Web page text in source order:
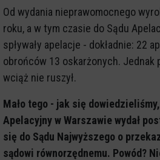
Od wydania nieprawomocnego
roku, a w tym czasie do Sądu
spływały apelacje - dokładnie: 22
obrońców 13 oskarżonych. Jednak
wciąż nie ruszył.
Mało tego - jak się
Apelacyjny w Warszawie wydał
się do Sądu Najwyższego o
sądowi równorzędnemu. Powód?